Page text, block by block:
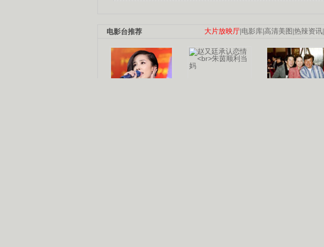
大片放映厅|电影库|高清美图 |热辣资讯|
电影台推荐